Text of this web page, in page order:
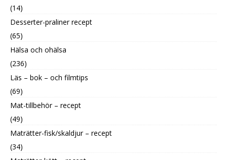
(14)
Desserter-praliner recept
(65)
Hälsa och ohälsa
(236)
Läs – bok – och filmtips
(69)
Mat-tillbehör – recept
(49)
Maträtter-fisk/skaldjur – recept
(34)